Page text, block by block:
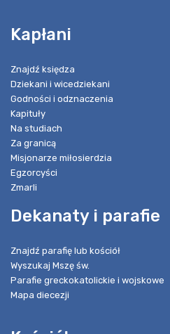
Kapłani
Znajdź księdza
Dziekani i wicedziekani
Godności i odznaczenia
Kapituły
Na studiach
Za granicą
Misjonarze miłosierdzia
Egzorcyści
Zmarli
Dekanaty i parafie
Znajdź parafię lub kościół
Wyszukaj Mszę św.
Parafie greckokatolickie i wojskowe
Mapa diecezji